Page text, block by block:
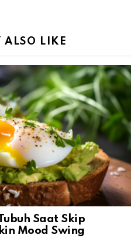
ALSO LIKE
Saat Skip
Mood Swing